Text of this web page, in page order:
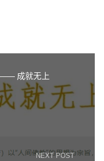
—— 成就无上
NEXT POST